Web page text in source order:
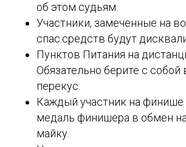
об этом судьям.
Участники, замеченные на
спас.средств будут
Пунктов Питания на
Обязательно берите с собой
перекус.
Каждый участник на финише
медаль финишера в обмен
майку.